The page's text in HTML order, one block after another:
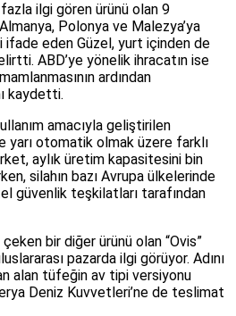
ilgi gören ürünü olan 9
Polonya ve Malezya’ya
eden Güzel, yurt içinden de
ABD’ye yönelik ihracatın ise
ardından
kaydetti.
amacıyla geliştirilen
yarı otomatik olmak üzere farklı
aylık üretim kapasitesini bin
silahın bazı Avrupa ülkelerinde
güvenlik teşkilatları tarafından
çeken bir diğer ürünü olan “Ovis”
pazarda ilgi görüyor. Adını
alan tüfeğin av tipi versiyonu
Deniz Kuvvetleri’ne de teslimat